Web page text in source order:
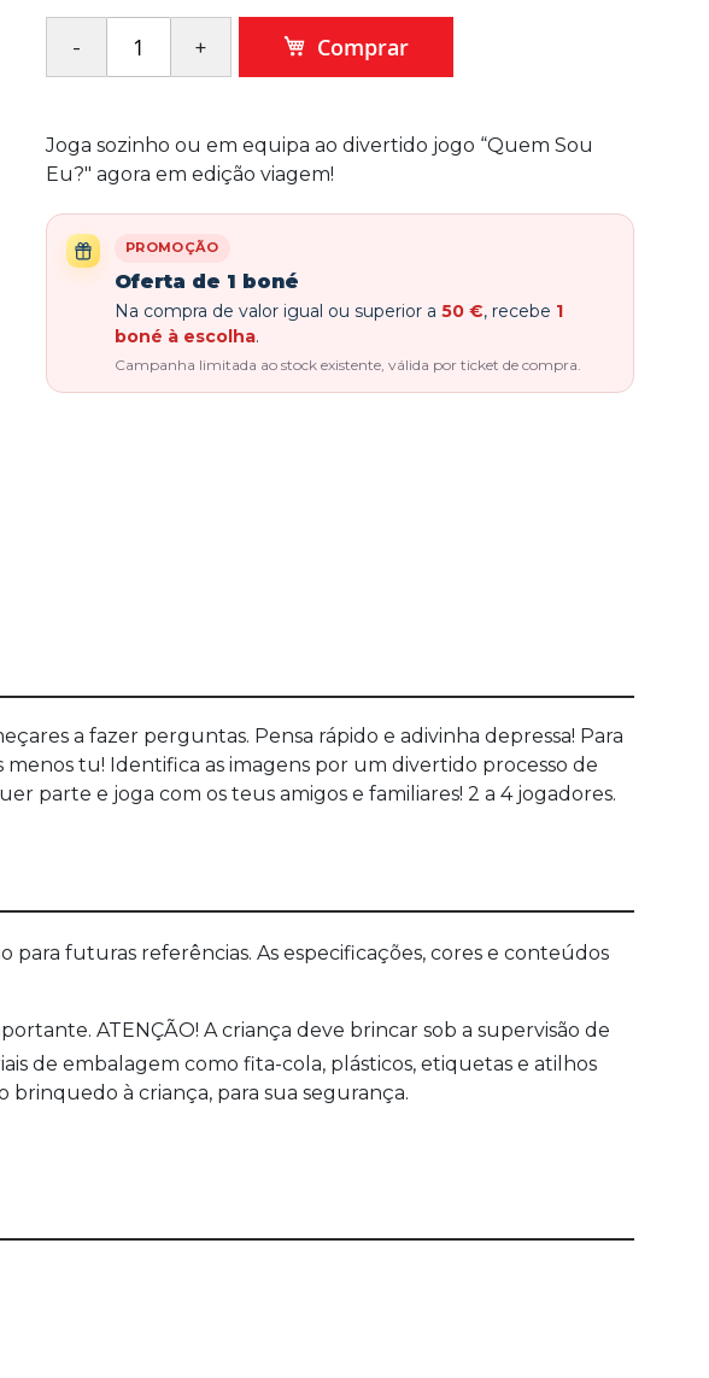
Comprar
Joga sozinho ou em equipa ao divertido jogo “Quem Sou
Eu?" agora em edição viagem!
PROMOÇÃO
Oferta de 1 boné
Na compra de valor igual ou superior a 50 €, recebe 1
boné à escolha.
Campanha limitada ao stock existente, válida por ticket de compra.
a fazer perguntas. Pensa rápido e adivinha depressa! Para
tu! Identifica as imagens por um divertido processo de
parte e joga com os teus amigos e familiares! 2 a 4 jogadores.
futuras referências. As especificações, cores e conteúdos
ATENÇÃO! A criança deve brincar sob a supervisão de
de embalagem como fita-cola, plásticos, etiquetas e atilhos
à criança, para sua segurança.